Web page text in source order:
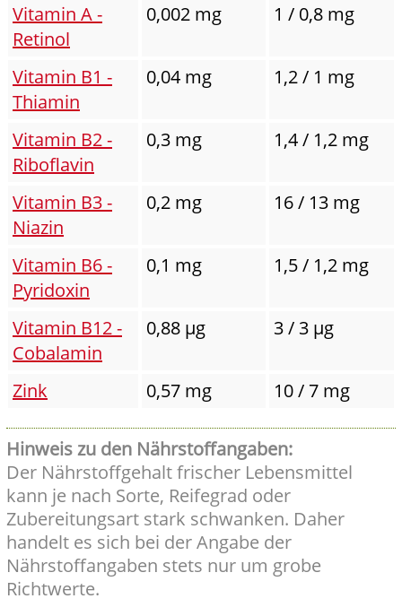
Vitamin A -
Retinol
0,002 mg 1 / 0,8 mg
Vitamin B1 -
Thiamin
0,04 mg 1,2 / 1 mg
Vitamin B2 -
Riboflavin
0,3 mg 1,4 / 1,2 mg
Vitamin B3 -
Niazin
0,2 mg 16 / 13 mg
Vitamin B6 -
Pyridoxin
0,1 mg 1,5 / 1,2 mg
Vitamin B12 -
Cobalamin
0,88 µg 3 / 3 µg
Zink 0,57 mg 10 / 7 mg
Hinweis zu den Nährstoffangaben:
Der Nährstoffgehalt frischer Lebensmittel
kann je nach Sorte, Reifegrad oder
Zubereitungsart stark schwanken. Daher
handelt es sich bei der Angabe der
Nährstoffangaben stets nur um grobe
Richtwerte.